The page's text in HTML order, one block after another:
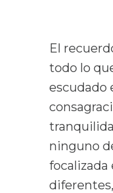
El
todo lo
escudado
ninguno
focalizada